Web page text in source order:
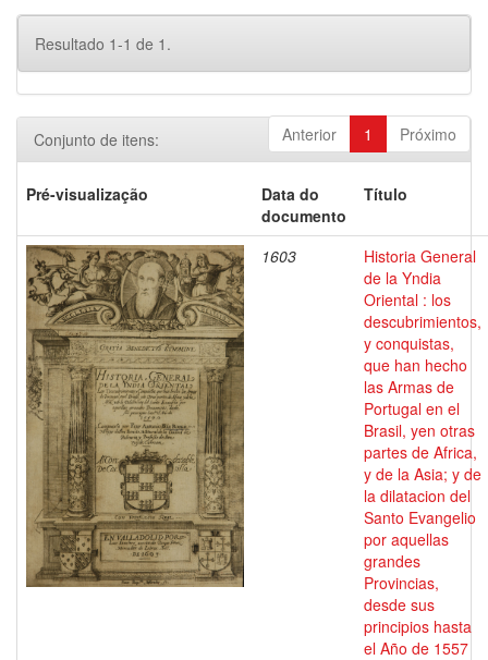
Resultado 1-1 de 1.
Anterior 1 Próximo
Conjunto de itens:
Pré-visualização
Data do
documento
Título
1603
Historia General
de la Yndia
Oriental : los
descubrimientos,
y conquistas,
que han hecho
las Armas de
Portugal en el
Brasil, yen otras
partes de Africa,
y de la Asia; y de
la dilatacion del
Santo Evangelio
por aquellas
grandes
Provincias,
desde sus
principios hasta
el Año de 1557